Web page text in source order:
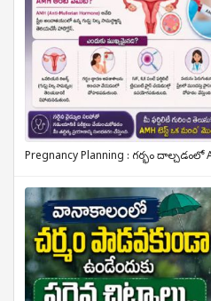
Pregnancy Planning : గర్భం దాల్చడంలో